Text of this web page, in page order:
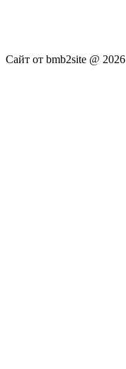
Сайт от bmb2site @ 2026